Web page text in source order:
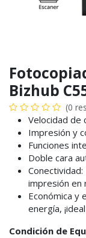
Bizhub
(0
Velocidad de
Impresión y
Funciones
Doble cara
impresión en
Económica y
energía,
Condición de